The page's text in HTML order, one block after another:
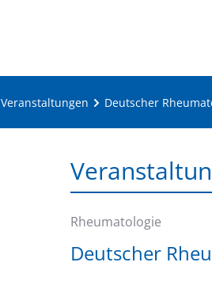
Veranstaltungen Deutscher
Rheumatologie
Deutscher